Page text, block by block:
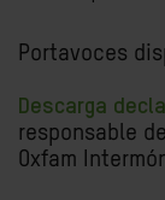
Portavoces
Descarga
responsable
Oxfam